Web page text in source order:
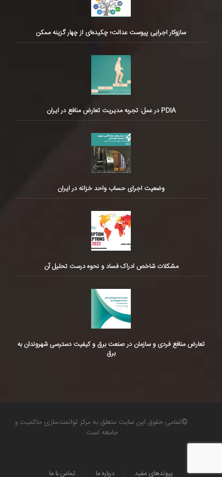
سازوکار اجرایی پیوست عدالت؛ چکیده‌ای از چهار گزینه ممکن
PDIA در عمل: تجربه مدیریت تعارض منافع در ایران
وضعیت اجرای حساب واحد خزانه در ایران
مشکلات شاخص ادراک فساد و نحوه درست تحلیل آن
تعارض منافع فردی و سازمان در صنعت برق و کیفیت دسترسی شهروندان به
برق
©تمامی حقوق این سایت متعلق به مرکز توانمندسازی حاکمیت و
جامعه است.
تماس با ما درباره ما پیوندهای مفید